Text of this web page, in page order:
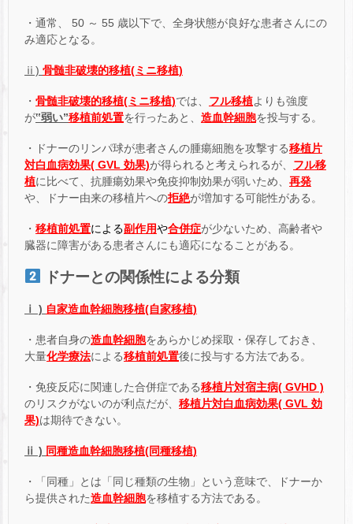
・通常、 50 ～ 55 歳以下で、全身状態が良好な患者さんにの
み適応となる。
ⅱ) 骨髄非破壊的移植(ミニ移植)
・ 骨髄非破壊的移植(ミニ移植)では、 フル移植よりも強度
が‟弱い”移植前処置を行ったあと、 造血幹細胞を投与する。
・ドナーのリンパ球が患者さんの腫瘍細胞を攻撃する移植片
対白血病効果( GVL 効果)が得られると考えられるが、 フル移
植に比べて、抗腫瘍効果や免疫抑制効果が弱いため、 再発
や、ドナー由来の移植片への拒絶が増加する可能性がある。
・ 移植前処置による副作用や合併症が少ないため、高齢者や
臓器に障害がある患者さんにも適応になることがある。
ドナーとの関係性による分類
ⅰ ) 自家造血幹細胞移植(自家移植)
・患者自身の造血幹細胞をあらかじめ採取・保存しておき、
大量化学療法による移植前処置後に投与する方法である。
・免疫反応に関連した合併症である移植片対宿主病( GVHD )
のリスクがないのが利点だが、 移植片対白血病効果( GVL 効
果)は期待できない。
ⅱ ) 同種造血幹細胞移植(同種移植)
・「同種」とは「同じ種類の生物」という意味で、ドナーか
ら提供された造血幹細胞を移植する方法である。